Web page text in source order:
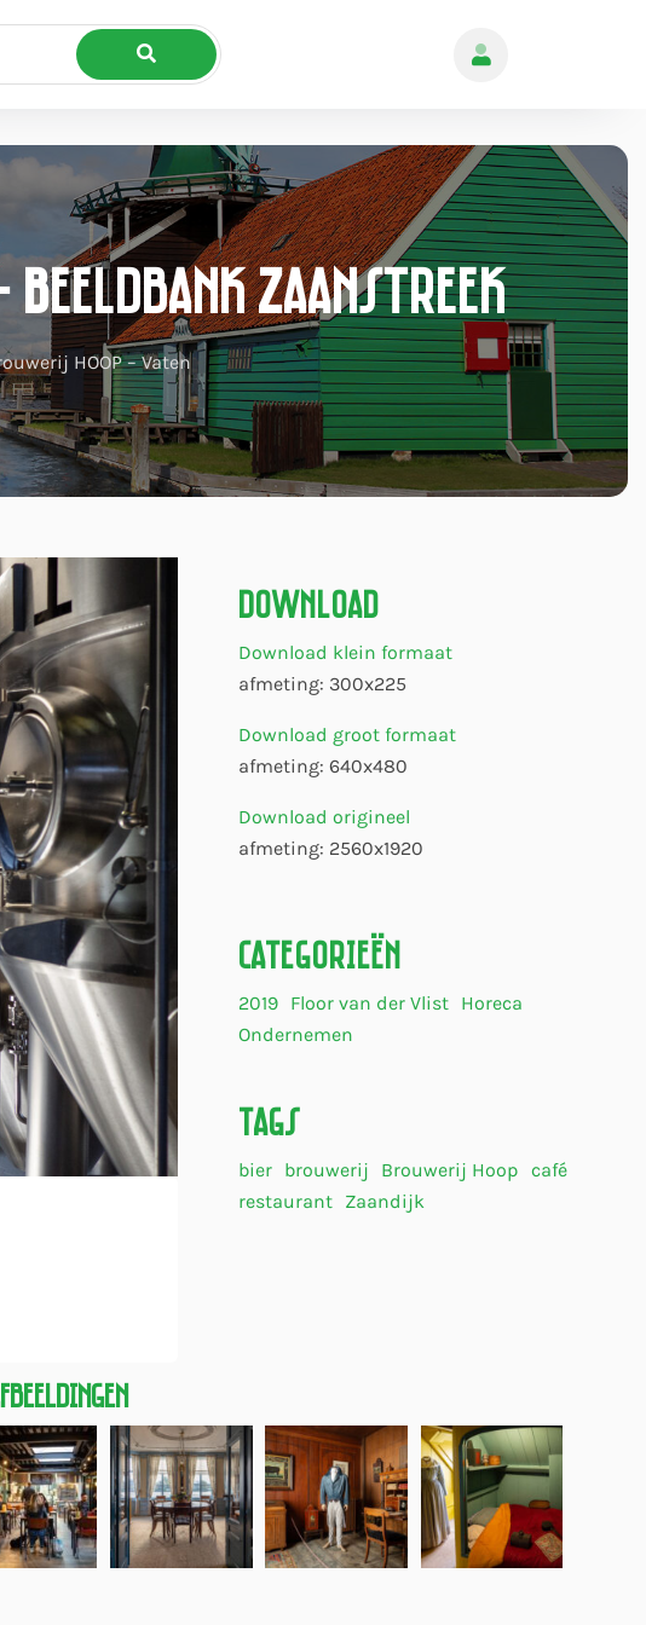
Zaanstreek
HOOP – Vaten
Download
Download klein formaat
afmeting: 300x225
Download groot formaat
afmeting: 640x480
Download origineel
afmeting: 2560x1920
Categorieën
2019 Floor van der Vlist Horeca
Ondernemen
Tags
bier brouwerij Brouwerij Hoop
café
restaurant Zaandijk